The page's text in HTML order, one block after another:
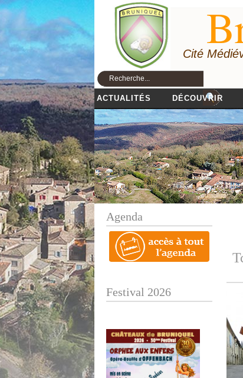
Cité
ACTUALITÉS DÉCOUVRIR
Agenda
Festival 2026